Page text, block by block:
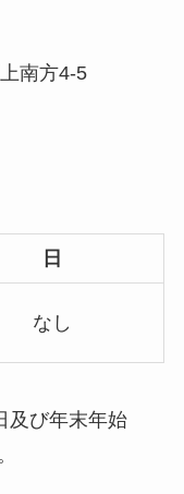
南方4-5
日
なし
及び年末年始